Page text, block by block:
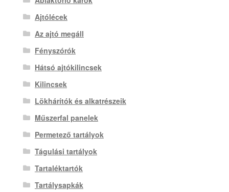
Ajtólécek
Az ajtó megáll
Fényszórók
Hátsó ajtókilincsek
Kilincsek
Lökhárítók és alkatrészeik
Műszerfal panelek
Permetező tartályok
Tágulási tartályok
Tartaléktartók
Tartálysapkák